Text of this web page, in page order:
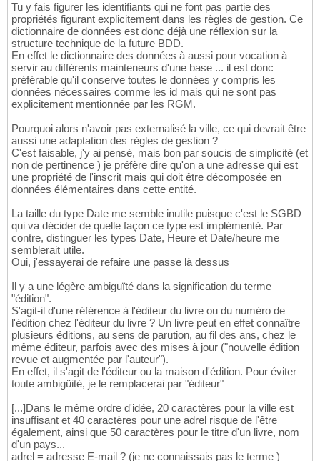
Tu y fais figurer les identifiants qui ne font pas partie des
propriétés figurant explicitement dans les règles de gestion. Ce
dictionnaire de données est donc déjà une réflexion sur la
structure technique de la future BDD.
En effet le dictionnaire des données à aussi pour vocation à
servir au différents mainteneurs d'une base ... il est donc
préférable qu'il conserve toutes le données y compris les
données nécessaires comme les id mais qui ne sont pas
explicitement mentionnée par les RGM.
Pourquoi alors n'avoir pas externalisé la ville, ce qui devrait être
aussi une adaptation des règles de gestion ?
C'est faisable, j'y ai pensé, mais bon par soucis de simplicité (et
non de pertinence ) je préfère dire qu'on a une adresse qui est
une propriété de l'inscrit mais qui doit être décomposée en
données élémentaires dans cette entité.
La taille du type Date me semble inutile puisque c'est le SGBD
qui va décider de quelle façon ce type est implémenté. Par
contre, distinguer les types Date, Heure et Date/heure me
semblerait utile.
Oui, j'essayerai de refaire une passe là dessus
Il y a une légère ambiguïté dans la signification du terme
"édition".
S'agit-il d'une référence à l'éditeur du livre ou du numéro de
l'édition chez l'éditeur du livre ? Un livre peut en effet connaître
plusieurs éditions, au sens de parution, au fil des ans, chez le
même éditeur, parfois avec des mises à jour ("nouvelle édition
revue et augmentée par l'auteur").
En effet, il s'agit de l'éditeur ou la maison d'édition. Pour éviter
toute ambigüité, je le remplacerai par "éditeur"
[...]Dans le même ordre d'idée, 20 caractères pour la ville est
insuffisant et 40 caractères pour une adrel risque de l'être
également, ainsi que 50 caractères pour le titre d'un livre, nom
d'un pays...
adrel = adresse E-mail ? (je ne connaissais pas le terme )